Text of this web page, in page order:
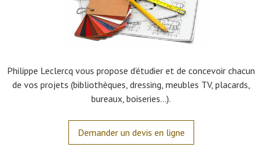
Philippe Leclercq vous propose d’étudier et de concevoir chacun
de vos projets (bibliothèques, dressing, meubles TV, placards,
bureaux, boiseries…).
Demander un devis en ligne